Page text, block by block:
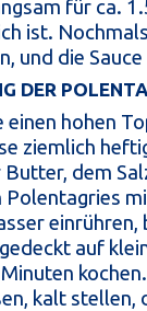
für ca.
ist.
und die
DER
einen hohen
ziemlich
Butter, dem
Polentagries
auf
kalt stellen,